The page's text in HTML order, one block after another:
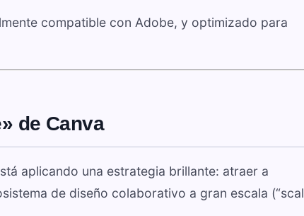
compatible con Adobe, y optimizado para
de Canva
aplicando una estrategia brillante: atraer a
de diseño colaborativo a gran escala